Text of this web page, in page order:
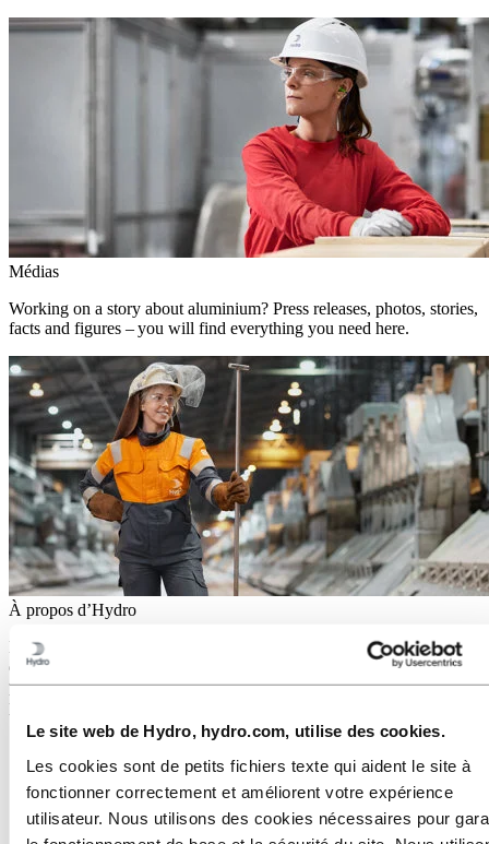
Le site web de Hydro, hydro.com, utilise des cookies.
Les cookies sont de petits fichiers texte qui aident le site à
fonctionner correctement et améliorent votre expérience
utilisateur. Nous utilisons des cookies nécessaires pour
Médias
Working on a story about aluminium? Press releases, photos, stories,
facts and figures – you will find everything you need here.
À propos d’Hydro
Hydro est une entreprise leader dans le domaine de l’aluminium et
des énergies renouvelables qui développe des entreprises et des
partenariats pour un avenir plus durable. Elle emploie 32 000
personnes dans plus de 140 sites et 40 pays.
Accédez à :Aluminium
Produits
Nous sommes au service des industries
À propos de l'aluminium
Innovation et R&D